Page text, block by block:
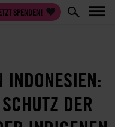
SPENDEN!
INDONESIEN:
DER